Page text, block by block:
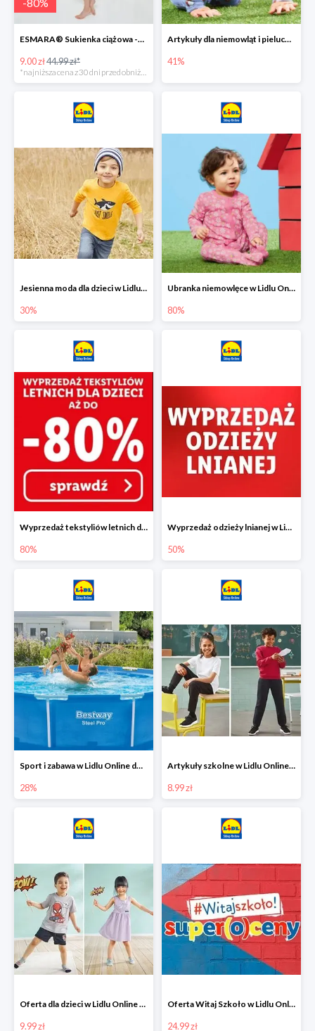
ESMARA® Sukienka ciążowa -79%
9.00 zł44.99 zł*
Artykuły dla niemowląt i pieluchy w Lidlu Online do -41%
41%
Jesienna moda dla dzieci w Lidlu Online do -30%
30%
Ubranka niemowlęce w Lidlu Online do -80%
80%
Wyprzedaż tekstyliów letnich dla dzieci w Lidlu Online do -80%
80%
Wyprzedaż odzieży lnianej w Lidlu Online do -50%
50%
Sport i zabawa w Lidlu Online do -28%
28%
Artykuły szkolne w Lidlu Online od 8,99 zł
8.99 zł
Oferta dla dzieci w Lidlu Online od 9,99 zł
9.99 zł
Oferta Witaj Szkoło w Lidlu Online od 24,99 zł
24.99 zł